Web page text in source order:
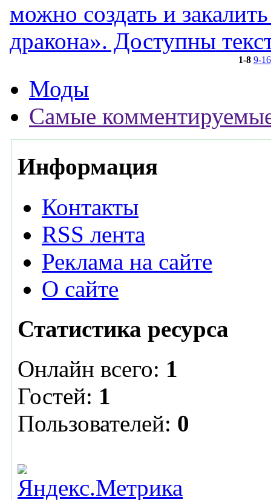
можно создать и
дракона». Доступны
1-8 9-16
Моды
Самые
Информация
Контакты
RSS лента
Реклама на сайте
О сайте
Статистика ресурса
Онлайн всего: 1
Гостей: 1
Пользователей: 0